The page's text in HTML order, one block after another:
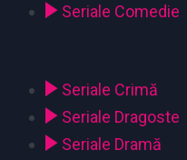
Seriale Comedie
Seriale Crimă
Seriale Dragoste
Seriale Dramă